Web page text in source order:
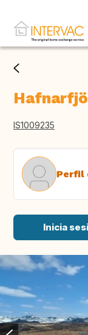
IS1009235
Perfil
Inicia